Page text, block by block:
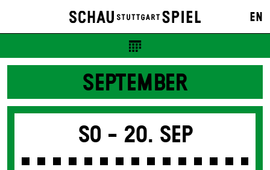
EN
SEPTEMBER
So - 20. Sep